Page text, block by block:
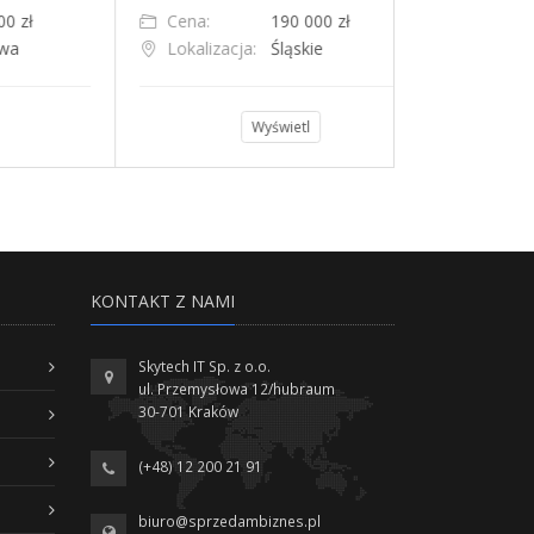
Cena:
3 300 000 zł
Lokalizacja:
Siewierz
Wyświetl
KONTAKT Z NAMI
Skytech IT Sp. z o.o.
ul. Przemysłowa 12/hubraum
30-701 Kraków
(+48) 12 200 21 91
biuro@sprzedambiznes.pl